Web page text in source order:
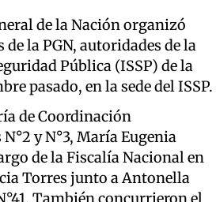
de la Nación organizó
la PGN, autoridades de la
Pública (ISSP) de la
pasado, en la sede del ISSP.
de Coordinación
y N°3, María Eugenia
de la Fiscalía Nacional en
Torres junto a Antonella